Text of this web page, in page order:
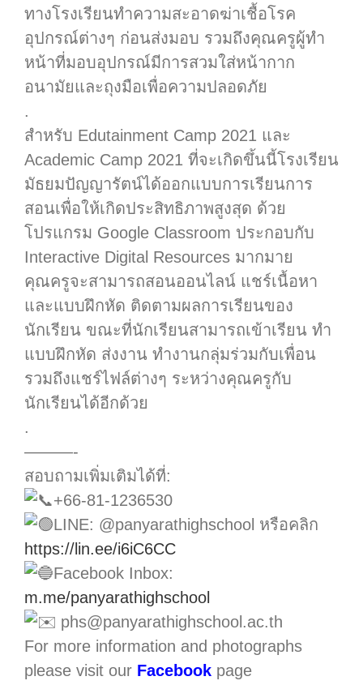
ทางโรงเรียนทำความสะอาดฆ่าเชื้อโรค
อุปกรณ์ต่างๆ ก่อนส่งมอบ รวมถึงคุณครูผู้ทำ
หน้าที่มอบอุปกรณ์มีการสวมใส่หน้ากาก
อนามัยและถุงมือเพื่อความปลอดภัย
.
สำหรับ Edutainment Camp 2021 และ
Academic Camp 2021 ที่จะเกิดขึ้นนี้โรงเรียน
มัธยมปัญญารัตน์ได้ออกแบบการเรียนการ
สอนเพื่อให้เกิดประสิทธิภาพสูงสุด ด้วย
โปรแกรม Google Classroom ประกอบกับ
Interactive Digital Resources มากมาย
คุณครูจะสามารถสอนออนไลน์ แชร์เนื้อหา
และแบบฝึกหัด ติดตามผลการเรียนของ
นักเรียน ขณะที่นักเรียนสามารถเข้าเรียน ทำ
แบบฝึกหัด ส่งงาน ทำงานกลุ่มร่วมกับเพื่อน
รวมถึงแชร์ไฟล์ต่างๆ ระหว่างคุณครูกับ
นักเรียนได้อีกด้วย
.
———-
สอบถามเพิ่มเติมได้ที่:
+66-81-1236530
LINE: @panyarathighschool หรือคลิก
https://lin.ee/i6iC6CC
Facebook Inbox:
m.me/panyarathighschool
phs@panyarathighschool.ac.th
For more information and photographs
please visit our Facebook page